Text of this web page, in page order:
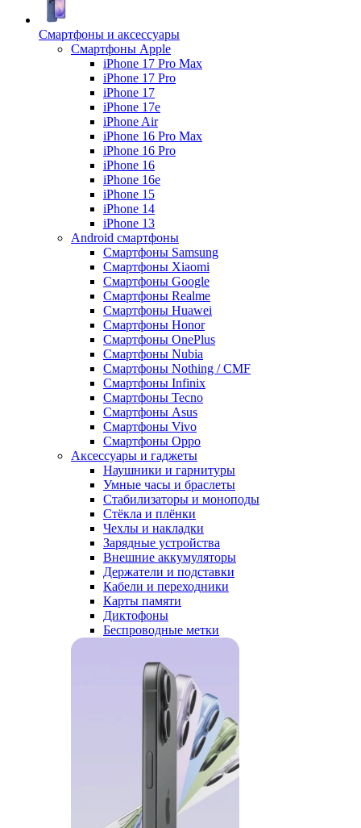
Смартфоны и аксессуары
Смартфоны Apple
iPhone 17 Pro Max
iPhone 17 Pro
iPhone 17
iPhone 17e
iPhone Air
iPhone 16 Pro Max
iPhone 16 Pro
iPhone 16
iPhone 16e
iPhone 15
iPhone 14
iPhone 13
Android cмартфоны
Смартфоны Samsung
Смартфоны Xiaomi
Смартфоны Google
Смартфоны Realme
Смартфоны Huawei
Смартфоны Honor
Смартфоны OnePlus
Смартфоны Nubia
Смартфоны Nothing / CMF
Смартфоны Infinix
Смартфоны Tecno
Смартфоны Asus
Смартфоны Vivo
Смартфоны Oppo
Аксессуары и гаджеты
Наушники и гарнитуры
Умные часы и браслеты
Стабилизаторы и моноподы
Стёкла и плёнки
Чехлы и накладки
Зарядные устройства
Внешние аккумуляторы
Держатели и подставки
Кабели и переходники
Карты памяти
Диктофоны
Беспроводные метки